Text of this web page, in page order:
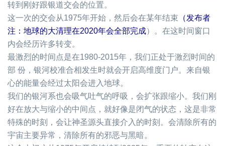
转到刚好跟银道交会的位置。
这一次的交会从1975年开始，然后会在某年结束 （发布者
注：地球的大清理在2020年会全部完成）。在这时间窗口
内会经历许多转变。
最激烈的时间点是在1980-2015年，我们正处于激烈时间的
部 份，银河校准合相发生时就会开启高维度门户。来自银
心的能量会经过太阳会进入地球。
我们的银河系也会吸气吐气的呼吸，会扩张跟缩小。我们刚
好在放大与缩小的中间点，就好像是闭气的状态，这是非常
特殊的时刻，会让神圣源头直接介入的时刻。会清除所有的
宇宙主要异常，清除所有的邪恶与黑暗。